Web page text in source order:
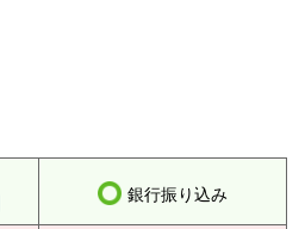
銀行振り込み